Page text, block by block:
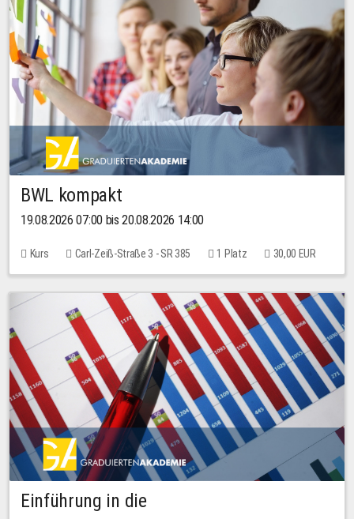
BWL kompakt
19.08.2026 07:00 bis 20.08.2026 14:00
Kurs Carl-Zeiß-Straße 3 - SR 385 1 Platz 30,00 EUR
Einführung in die